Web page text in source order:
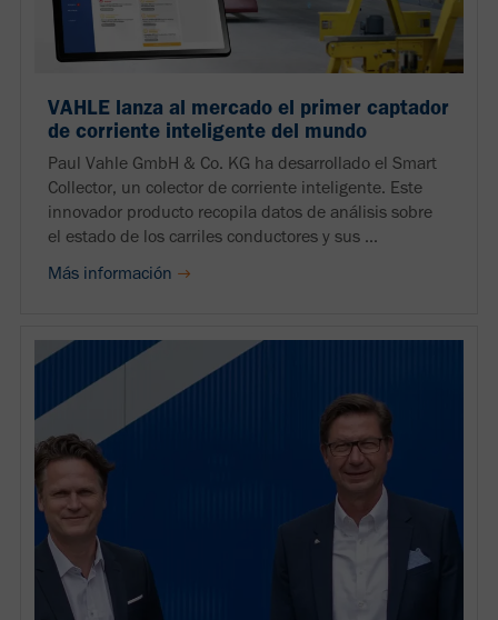
VAHLE lanza al mercado el primer captador
de corriente inteligente del mundo
Paul Vahle GmbH & Co. KG ha desarrollado el Smart
Collector, un colector de corriente inteligente. Este
innovador producto recopila datos de análisis sobre
el estado de los carriles conductores y sus ...
Más información